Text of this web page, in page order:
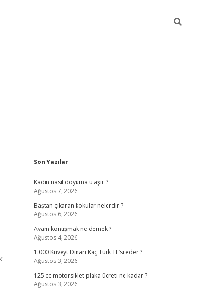
Sidebar
Son Yazılar
Kadın nasıl doyuma ulaşır ?
Ağustos 7, 2026
Baştan çıkaran kokular nelerdir ?
Ağustos 6, 2026
Avam konuşmak ne demek ?
Ağustos 4, 2026
1.000 Kuveyt Dinarı Kaç Türk TL’si eder ?
Ağustos 3, 2026
125 cc motorsiklet plaka ücreti ne kadar ?
Ağustos 3, 2026